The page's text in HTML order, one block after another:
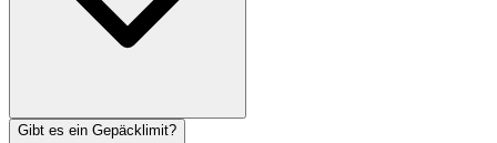
Gibt es ein Gepäcklimit?